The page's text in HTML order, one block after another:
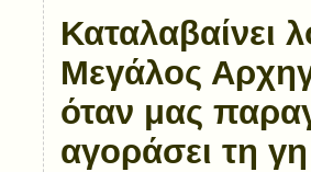
Καταλαβαίνει
Μεγάλος
όταν μας
αγοράσει τη